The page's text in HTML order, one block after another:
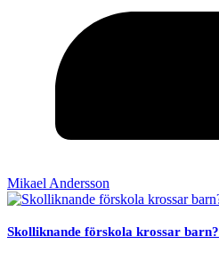
Mikael Andersson
Skolliknande förskola krossar barn?